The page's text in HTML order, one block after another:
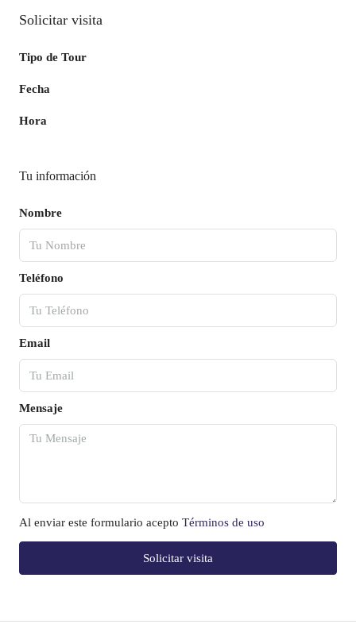
Solicitar visita
Tipo de Tour
Fecha
Hora
Tu información
Nombre
Teléfono
Email
Mensaje
Al enviar este formulario acepto Términos de uso
Solicitar visita